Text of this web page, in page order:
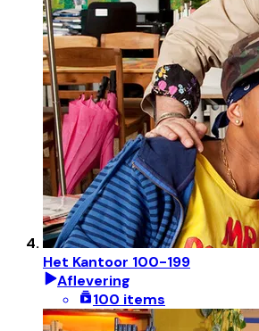
Het Kantoor 100-199
Aflevering
100 items